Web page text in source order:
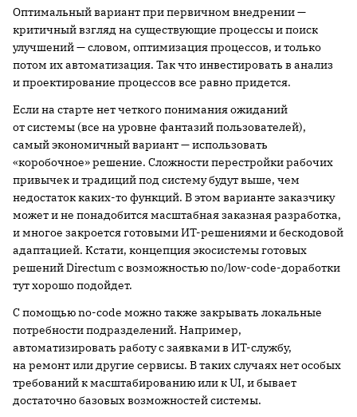
Оптимальный вариант при первичном внедрении —
критичный взгляд на существующие процессы и поиск
улучшений — словом, оптимизация процессов, и только
потом их автоматизация. Так что инвестировать в анализ
и проектирование процессов все равно придется.
Если на старте нет четкого понимания ожиданий
от системы (все на уровне фантазий пользователей),
самый экономичный вариант — использовать
«коробочное» решение. Сложности перестройки рабочих
привычек и традиций под систему будут выше, чем
недостаток каких-то функций. В этом варианте заказчику
может и не понадобится масштабная заказная разработка,
и многое закроется готовыми ИТ-решениями и бескодовой
адаптацией. Кстати, концепция экосистемы готовых
решений Directum с возможностью no/low-code-доработки
тут хорошо подойдет.
С помощью no-code можно также закрывать локальные
потребности подразделений. Например,
автоматизировать работу с заявками в ИТ-службу,
на ремонт или другие сервисы. В таких случаях нет особых
требований к масштабированию или к UI, и бывает
достаточно базовых возможностей системы.